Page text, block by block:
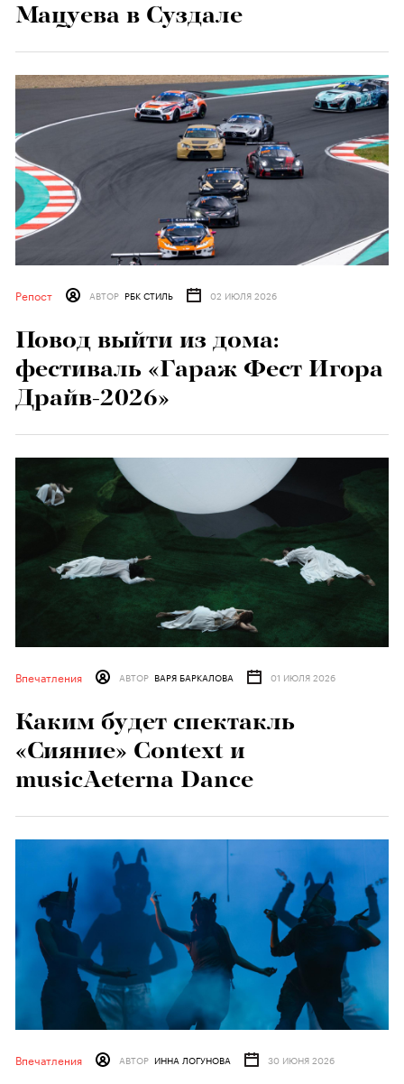
Мацуева в Суздале
Репост АВТОР РБК СТИЛЬ 02 ИЮЛЯ 2026
Повод выйти из дома:
фестиваль «Гараж Фест Игора
Драйв-2026»
Впечатления АВТОР ВАРЯ БАРКАЛОВА 01 ИЮЛЯ 2026
Каким будет спектакль
«Сияние» Context и
musicAeterna Dance
Впечатления АВТОР ИННА ЛОГУНОВА 30 ИЮНЯ 2026